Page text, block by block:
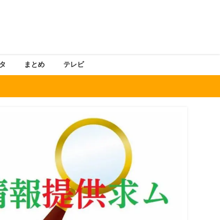
まとめ テレビ